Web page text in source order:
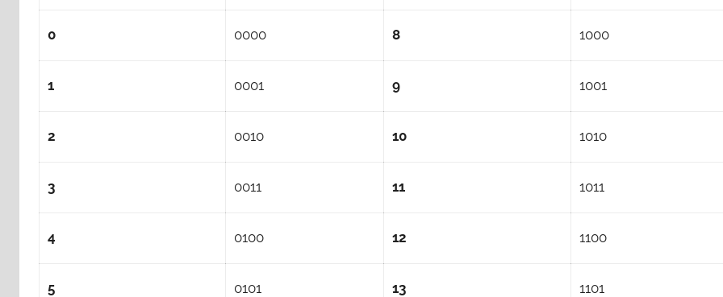
0 0000 8 1000
1 0001 9 1001
2 0010 10 1010
3 0011 11 1011
4 0100 12 1100
5 0101 13 1101